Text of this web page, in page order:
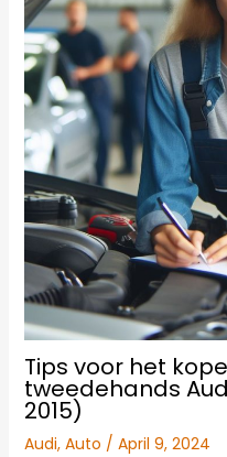
Tips voor het
tweedehands
2015)
Audi, Auto / April 9, 2024